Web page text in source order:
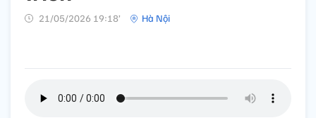
21/05/2026 19:18’ Hà Nội